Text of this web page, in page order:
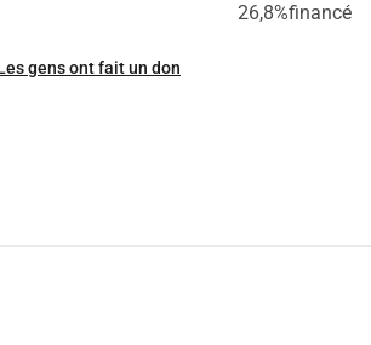
26,8%financé
gens ont fait un don